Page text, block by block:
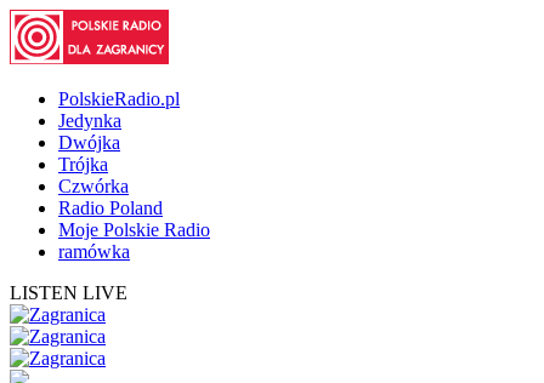
PolskieRadio.pl
Jedynka
Dwójka
Trójka
Czwórka
Radio Poland
Moje Polskie Radio
ramówka
LISTEN LIVE